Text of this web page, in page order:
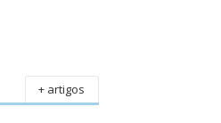
+ artigos